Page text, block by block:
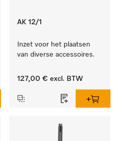
AK 12/1
Inzet voor het plaatsen
van diverse accessoires.
127,00 € excl. BTW